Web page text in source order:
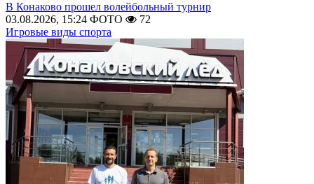
В Конаково прошел волейбольный турнир
03.08.2026, 15:24 ФОТО
72
Игровые виды спорта